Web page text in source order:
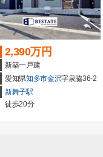
2,390万円
新築一戸建
愛知県知多市金沢字泉脇36-2
新舞子駅
徒歩20分